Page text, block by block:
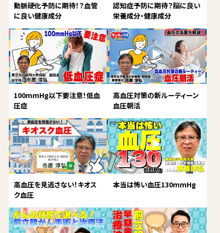
動脈硬化予防に期待！？血管
に良い健康成分
認知症予防に期待？脳に良い
栄養成分・健康成分
100mmHg以下要注意！低血
圧症
高血圧対策の新ルーティーン
血圧朝活
高血圧を見逃さない！キオス
ク血圧
本当は怖い血圧130mmHg